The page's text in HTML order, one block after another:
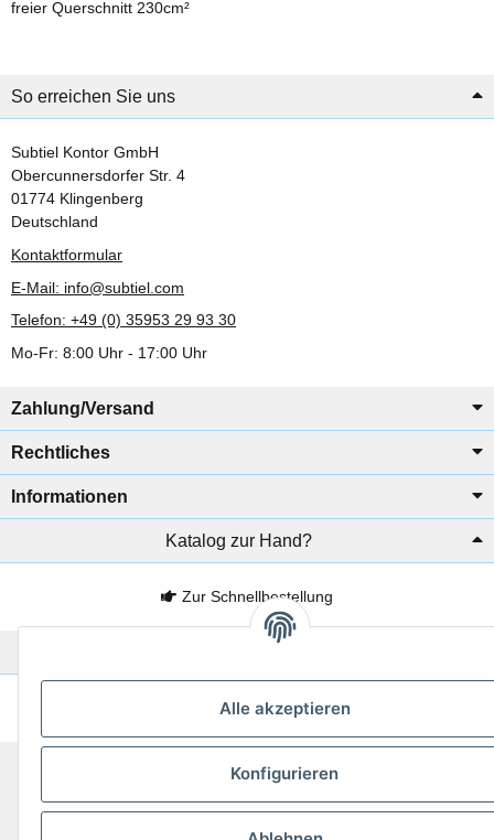
Alle akzeptieren
Konfigurieren
freier Querschnitt 230cm²
So erreichen Sie uns
Subtiel Kontor GmbH
Obercunnersdorfer Str. 4
01774 Klingenberg
Deutschland
Kontaktformular
E-Mail: info@subtiel.com
Telefon: +49 (0) 35953 29 93 30
Mo-Fr: 8:00 Uhr - 17:00 Uhr
Zahlung/Versand
Rechtliches
Informationen
Katalog zur Hand?
Zur Schnellbestellung
Preisliste anschauen
© 2026 subtiel-shop.de
* Alle Preise inkl. gesetzlicher USt.
Powered byJTL-Shop